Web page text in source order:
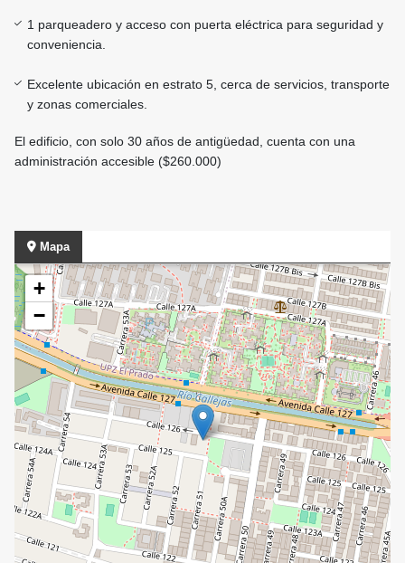
1 parqueadero y acceso con puerta eléctrica para seguridad y
conveniencia.
Excelente ubicación en estrato 5, cerca de servicios, transporte
y zonas comerciales.
El edificio, con solo 30 años de antigüedad, cuenta con una
administración accesible ($260.000)
Mapa
+
−